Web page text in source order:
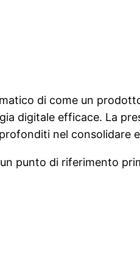
di come un
digitale efficace. La
nel consolidare
punto di riferimento